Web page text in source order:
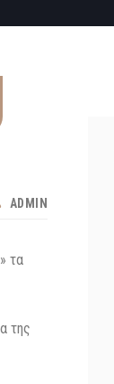
ADMIN
τα
της